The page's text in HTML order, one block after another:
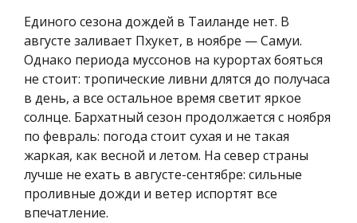
Единого сезона дождей в Таиланде нет. В
августе заливает Пхукет, в ноябре — Самуи.
Однако периода муссонов на курортах бояться
не стоит: тропические ливни длятся до получаса
в день, а все остальное время светит яркое
солнце. Бархатный сезон продолжается с ноября
по февраль: погода стоит сухая и не такая
жаркая, как весной и летом. На север страны
лучше не ехать в августе-сентябре: сильные
проливные дожди и ветер испортят все
впечатление.